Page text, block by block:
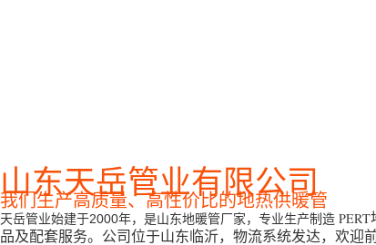
山东天岳管业有限公司
我们生产高质量、高性价比的地热供暖管
天岳管业始建于2000年，是山东地暖管厂家，专业生产制造 PERT
品及配套服务。公司位于山东临沂，物流系统发达，欢迎